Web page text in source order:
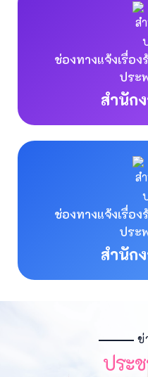
ช่องทางแจ้งเรื่อ
ประ
สำนัก
ช่องทางแจ้งเรื่อ
ประ
สำนัก
ข่
ประ